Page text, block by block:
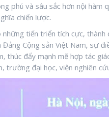
phú và sâu sắc hơn nội hàm
chiến lược.
tiến triển tích cực,
Cộng sản Việt Nam, sự
thúc đẩy mạnh mẽ hợp tác
trường đại học, viện nghiên